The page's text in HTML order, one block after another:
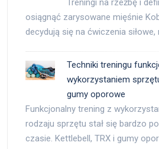
Treningi na rzeźbę i
osiągnąć zarysowane mięśnie
decydują się na ćwiczenia
Techniki treningu
wykorzystaniem
gumy oporowe
Funkcjonalny trening z
rodzaju sprzętu stał się bardzo
czasie. Kettlebell, TRX i gumy